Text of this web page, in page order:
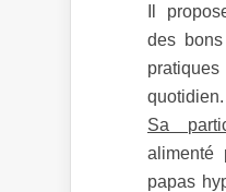
Il
des
quotidien.
Sa
alimenté
papas